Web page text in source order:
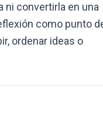
ni convertirla en una
como punto
ordenar ideas o